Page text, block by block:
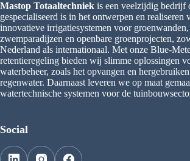
Mastop Totaaltechniek is een veelzijdig bedrijf
gespecialiseerd is in het ontwerpen en realiseren
innovatieve irrigatiesystemen voor
zwemparadijzen en openbare groenprojecten,
Nederland als internationaal. Met onze Blue-
retentieregeling bieden wij slimme oplossingen
waterbeheer, zoals het opvangen en
regenwater. Daarnaast leveren we op maat
watertechnische systemen voor de
Social